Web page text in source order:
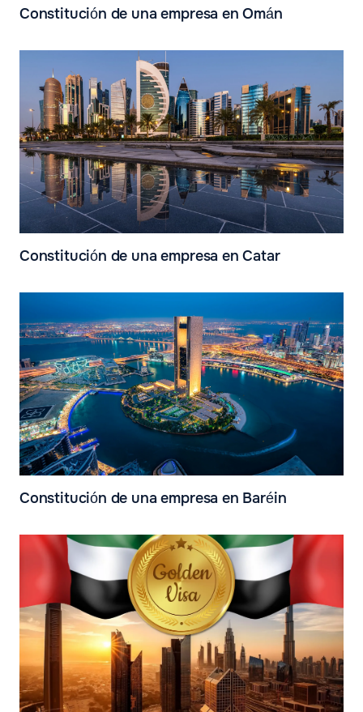
Constitución de una empresa en Omán
Constitución de una empresa en Catar
Constitución de una empresa en Baréin